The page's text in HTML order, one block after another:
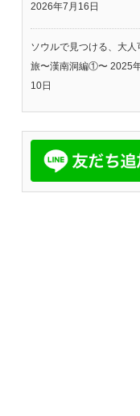
2026年7月16日
ソウルで見つける、大人
旅〜漢南洞編①〜 2025
10日